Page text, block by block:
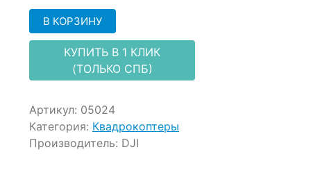
В КОРЗИНУ
КУПИТЬ В 1 КЛИК
(ТОЛЬКО СПБ)
Артикул: 05024
Категория: Квадрокоптеры
Производитель: DJI